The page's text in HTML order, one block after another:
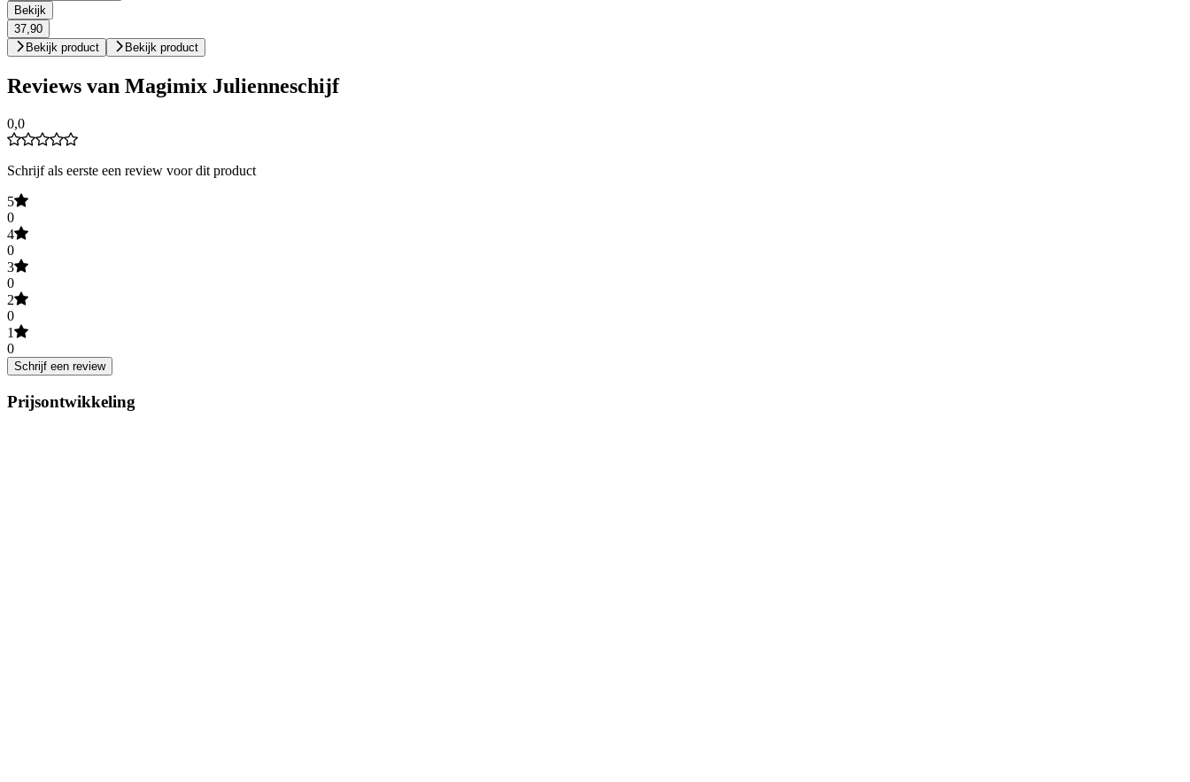
Bekijk
37,90
Bekijk product
Bekijk product
Reviews van Magimix Julienneschijf
0,0
Schrijf als eerste een review voor dit product
5
0
4
0
3
0
2
0
1
0
Schrijf een review
Prijsontwikkeling